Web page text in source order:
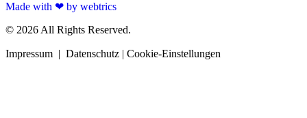
Made with ❤ by webtrics
© 2026 All Rights Reserved.
Impressum | Datenschutz | Cookie-Einstellungen